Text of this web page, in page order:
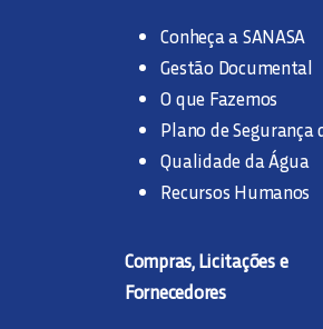
Conheça a SANASA
Gestão Documental
O que Fazemos
Plano de Segurança
Qualidade da Água
Recursos Humanos
Compras, Licitações e
Fornecedores